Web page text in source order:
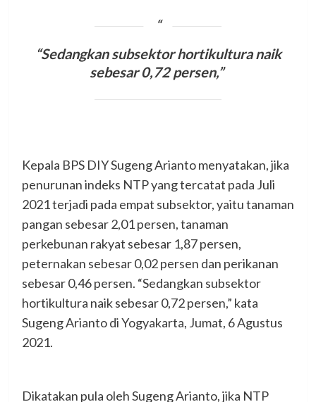
“Sedangkan subsektor hortikultura naik
sebesar 0,72 persen,”
Kepala BPS DIY Sugeng Arianto menyatakan, jika
penurunan indeks NTP yang tercatat pada Juli
2021 terjadi pada empat subsektor, yaitu tanaman
pangan sebesar 2,01 persen, tanaman
perkebunan rakyat sebesar 1,87 persen,
peternakan sebesar 0,02 persen dan perikanan
sebesar 0,46 persen. “Sedangkan subsektor
hortikultura naik sebesar 0,72 persen,” kata
Sugeng Arianto di Yogyakarta, Jumat, 6 Agustus
2021.
Dikatakan pula oleh Sugeng Arianto, jika NTP